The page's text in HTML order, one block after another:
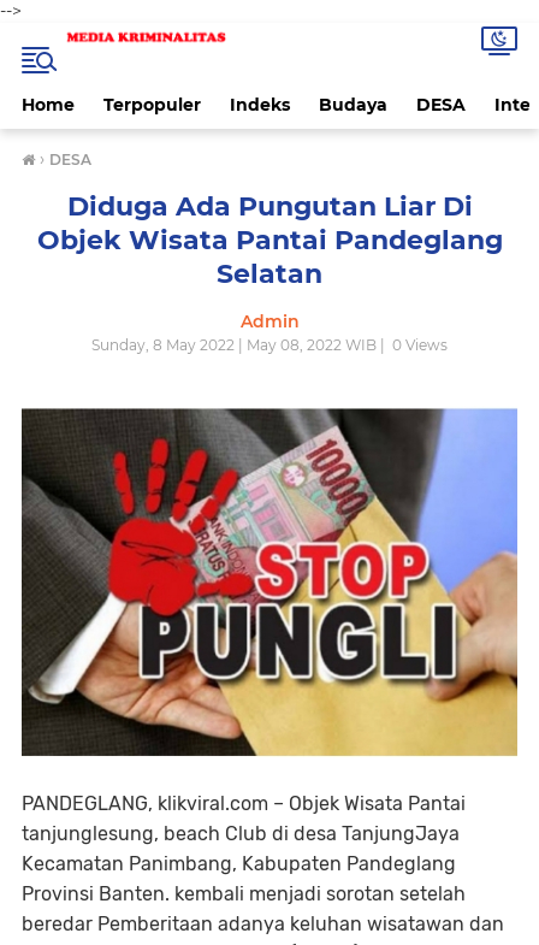
-->
Home Terpopuler Indeks Budaya DESA
› DESA
Diduga Ada Pungutan Liar Di
Objek Wisata Pantai Pandeglang
Selatan
Admin
Sunday, 8 May 2022 | May 08, 2022 WIB | 0 Views
PANDEGLANG, klikviral.com – Objek Wisata Pantai
tanjunglesung, beach Club di desa TanjungJaya
Kecamatan Panimbang, Kabupaten Pandeglang
Provinsi Banten. kembali menjadi sorotan setelah
beredar Pemberitaan adanya keluhan wisatawan dan